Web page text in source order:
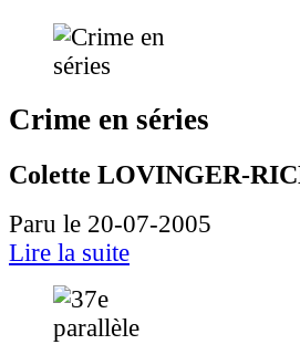
Crime en séries
Colette LOVINGER-
Paru le 20-07-2005
Lire la suite